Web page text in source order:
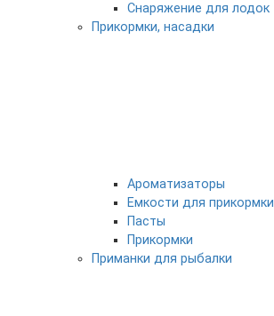
Снаряжение для лодок
Прикормки, насадки
Ароматизаторы
Емкости для прикормки
Пасты
Прикормки
Приманки для рыбалки